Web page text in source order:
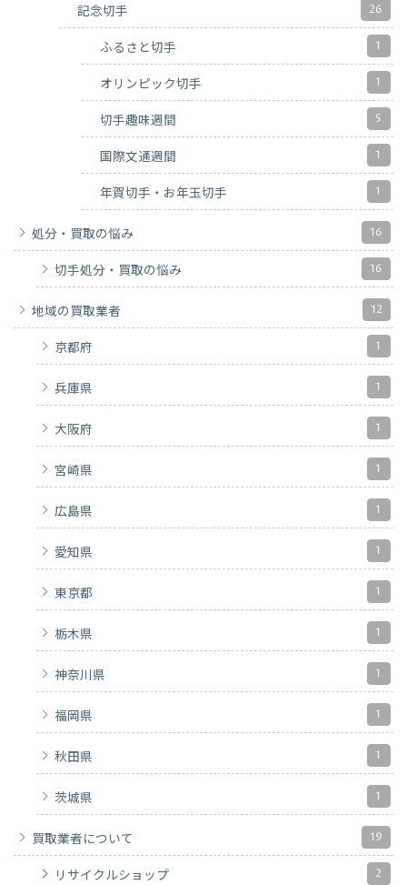
記念切手 26
ふるさと切手 1
オリンピック切手 1
切手趣味週間 5
国際文通週間 1
年賀切手・お年玉切手 1
処分・買取の悩み 16
切手処分・買取の悩み 16
地域の買取業者 12
京都府 1
兵庫県 1
大阪府 1
宮崎県 1
広島県 1
愛知県 1
東京都 1
栃木県 1
神奈川県 1
福岡県 1
秋田県 1
茨城県 1
買取業者について 19
リサイクルショップ 2